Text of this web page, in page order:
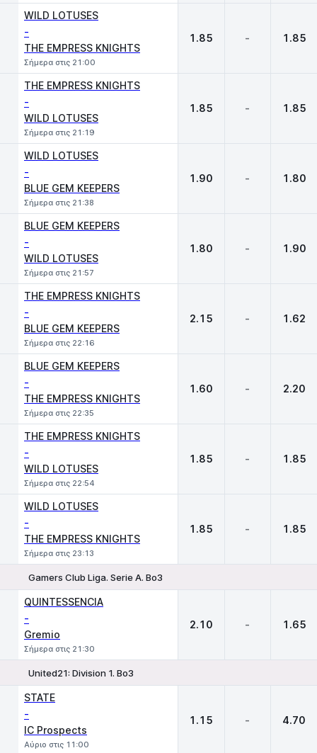
WILD LOTUSES
-
THE EMPRESS KNIGHTS
Σήμερα στις 21:00
1.85 - 1.85
THE EMPRESS KNIGHTS
-
WILD LOTUSES
Σήμερα στις 21:19
1.85 - 1.85
WILD LOTUSES
-
BLUE GEM KEEPERS
Σήμερα στις 21:38
1.90 - 1.80
BLUE GEM KEEPERS
-
WILD LOTUSES
Σήμερα στις 21:57
1.80 - 1.90
THE EMPRESS KNIGHTS
-
BLUE GEM KEEPERS
Σήμερα στις 22:16
2.15 - 1.62
BLUE GEM KEEPERS
-
THE EMPRESS KNIGHTS
Σήμερα στις 22:35
1.60 - 2.20
THE EMPRESS KNIGHTS
-
WILD LOTUSES
Σήμερα στις 22:54
1.85 - 1.85
WILD LOTUSES
-
THE EMPRESS KNIGHTS
Σήμερα στις 23:13
1.85 - 1.85
Gamers Club Liga. Serie A. Bo3
QUINTESSENCIA
-
Gremio
Σήμερα στις 21:30
2.10 - 1.65
United21: Division 1. Bo3
STATE
-
IC Prospects
Αύριο στις 11:00
1.15 - 4.70